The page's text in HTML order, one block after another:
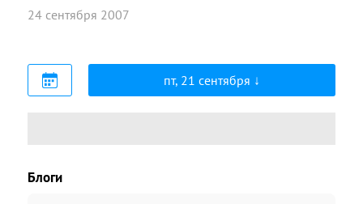
24 сентября 2007
пт, 21 сентября
Блоги